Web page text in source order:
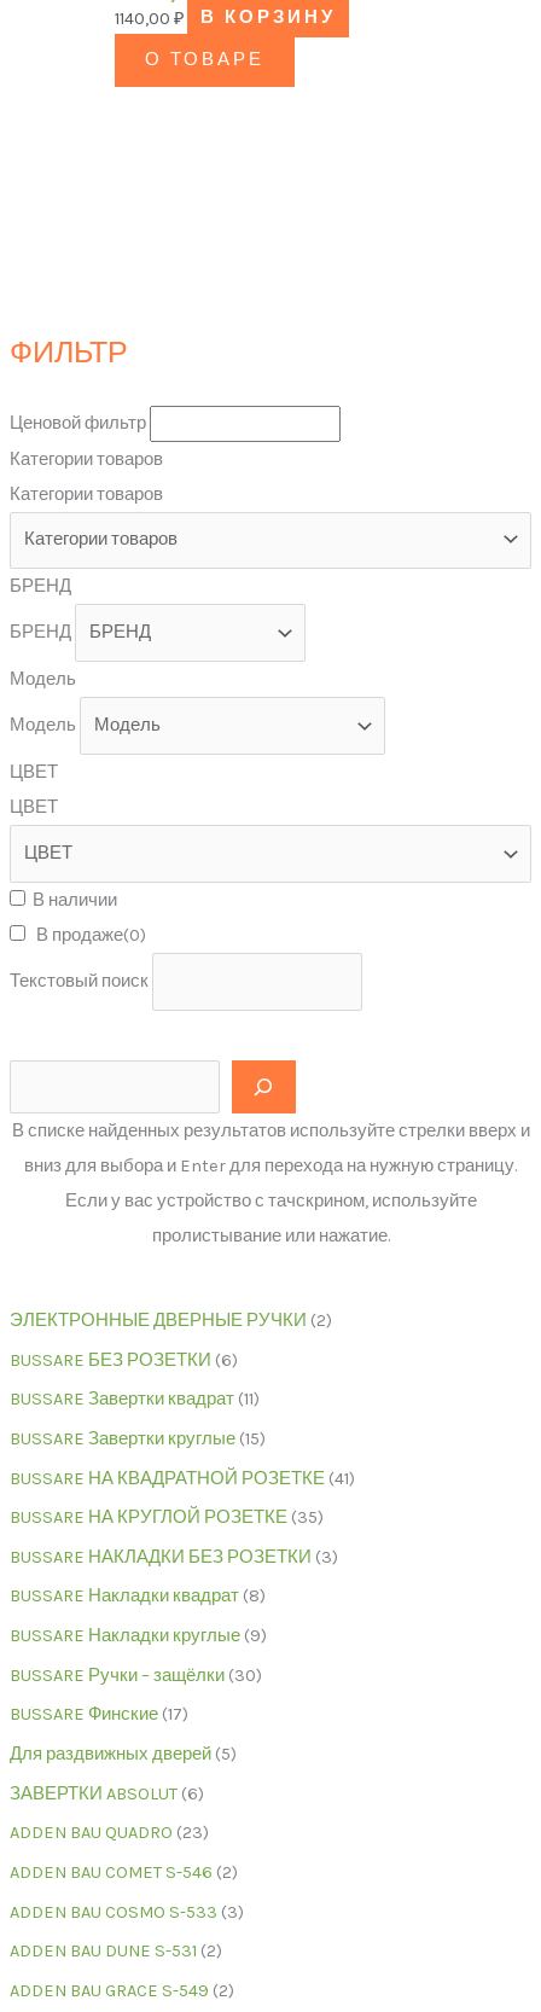
ФИЛЬТР
Ценовой фильтр
Категории товаров
Категории товаров
БРЕНД
БРЕНД
Модель
Модель
ЦВЕТ
ЦВЕТ
В наличии
В продаже(0)
Текстовый поиск
В списке найденных результатов используйте стрелки вверх и
вниз для выбора и Enter для перехода на нужную страницу.
Если у вас устройство с тачскрином, используйте
пролистывание или нажатие.
ЭЛЕКТРОННЫЕ ДВЕРНЫЕ РУЧКИ 2
BUSSARE БЕЗ РОЗЕТКИ 6
BUSSARE Завертки квадрат 11
BUSSARE Завертки круглые 15
BUSSARE НА КВАДРАТНОЙ РОЗЕТКЕ 41
BUSSARE НА КРУГЛОЙ РОЗЕТКЕ 35
BUSSARE НАКЛАДКИ БЕЗ РОЗЕТКИ 3
BUSSARE Накладки квадрат 8
BUSSARE Накладки круглые 9
BUSSARE Ручки – защёлки 30
BUSSARE Финские 17
Для раздвижных дверей 5
ЗАВЕРТКИ ABSOLUT 6
ADDEN BAU QUADRO 23
ADDEN BAU COMET S-546 2
ADDEN BAU COSMO S-533 3
ADDEN BAU DUNE S-531 2
ADDEN BAU GRACE S-549 2
1140,00₽
В КОРЗИНУ
О ТОВАРЕ